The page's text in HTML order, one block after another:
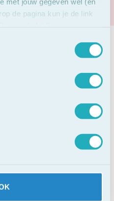
de pagina kun je de link
Promensil®